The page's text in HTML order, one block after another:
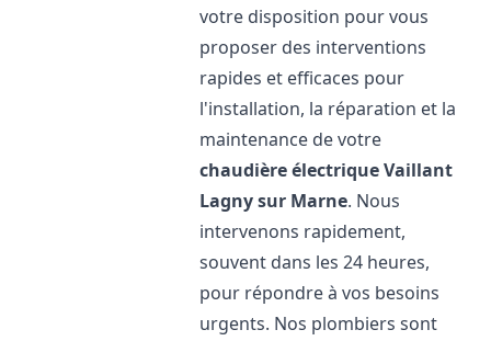
votre disposition pour vous
proposer des interventions
rapides et efficaces pour
l'installation, la réparation et la
maintenance de votre
chaudière électrique Vaillant
Lagny sur Marne. Nous
intervenons rapidement,
souvent dans les 24 heures,
pour répondre à vos besoins
urgents. Nos plombiers sont